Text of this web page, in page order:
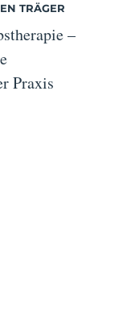
TRÄGER
–
Praxis